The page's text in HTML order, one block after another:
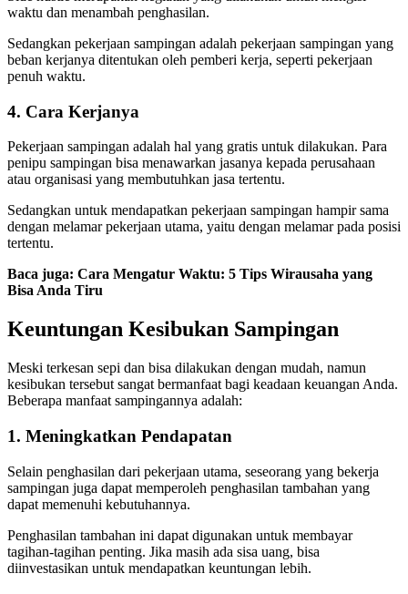
waktu dan menambah penghasilan.
Sedangkan pekerjaan sampingan adalah pekerjaan sampingan yang
beban kerjanya ditentukan oleh pemberi kerja, seperti pekerjaan
penuh waktu.
4. Cara Kerjanya
Pekerjaan sampingan adalah hal yang gratis untuk dilakukan. Para
penipu sampingan bisa menawarkan jasanya kepada perusahaan
atau organisasi yang membutuhkan jasa tertentu.
Sedangkan untuk mendapatkan pekerjaan sampingan hampir sama
dengan melamar pekerjaan utama, yaitu dengan melamar pada posisi
tertentu.
Baca juga: Cara Mengatur Waktu: 5 Tips Wirausaha yang
Bisa Anda Tiru
Keuntungan Kesibukan Sampingan
Meski terkesan sepi dan bisa dilakukan dengan mudah, namun
kesibukan tersebut sangat bermanfaat bagi keadaan keuangan Anda.
Beberapa manfaat sampingannya adalah:
1. Meningkatkan Pendapatan
Selain penghasilan dari pekerjaan utama, seseorang yang bekerja
sampingan juga dapat memperoleh penghasilan tambahan yang
dapat memenuhi kebutuhannya.
Penghasilan tambahan ini dapat digunakan untuk membayar
tagihan-tagihan penting. Jika masih ada sisa uang, bisa
diinvestasikan untuk mendapatkan keuntungan lebih.